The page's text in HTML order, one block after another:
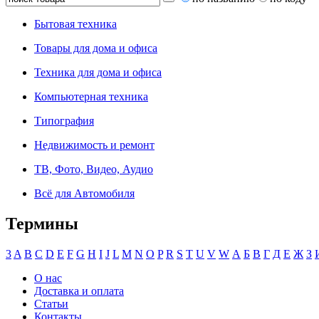
Бытовая техника
Товары для дома и офиса
Техника для дома и офиса
Компьютерная техника
Типография
Недвижимость и ремонт
ТВ, Фото, Видео, Аудио
Всё для Автомобиля
Термины
3 A B C D E F G H I J L M N O P R S T U V W А Б В Г Д Е Ж З
О нас
Доставка и оплата
Статьи
Контакты